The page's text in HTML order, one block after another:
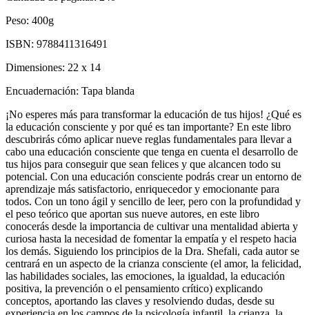
Peso: 400g
ISBN: 9788411316491
Dimensiones: 22 x 14
Encuadernación: Tapa blanda
¡No esperes más para transformar la educación de tus hijos! ¿Qué es
la educación consciente y por qué es tan importante? En este libro
descubrirás cómo aplicar nueve reglas fundamentales para llevar a
cabo una educación consciente que tenga en cuenta el desarrollo de
tus hijos para conseguir que sean felices y que alcancen todo su
potencial. Con una educación consciente podrás crear un entorno de
aprendizaje más satisfactorio, enriquecedor y emocionante para
todos. Con un tono ágil y sencillo de leer, pero con la profundidad y
el peso teórico que aportan sus nueve autores, en este libro
conocerás desde la importancia de cultivar una mentalidad abierta y
curiosa hasta la necesidad de fomentar la empatía y el respeto hacia
los demás. Siguiendo los principios de la Dra. Shefali, cada autor se
centrará en un aspecto de la crianza consciente (el amor, la felicidad,
las habilidades sociales, las emociones, la igualdad, la educación
positiva, la prevención o el pensamiento crítico) explicando
conceptos, aportando las claves y resolviendo dudas, desde su